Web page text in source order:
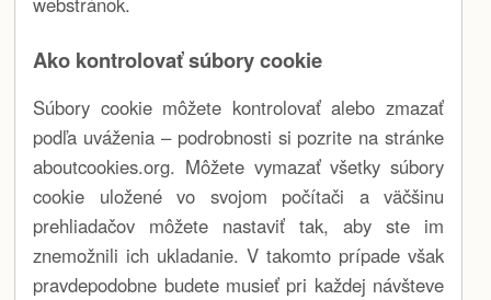
Ako kontrolovať súbory cookie
Súbory cookie môžete kontrolovať alebo zmazať
podľa uváženia – podrobnosti si pozrite na stránke
aboutcookies.org. Môžete vymazať všetky súbory
cookie uložené vo svojom počítači a väčšinu
prehliadačov môžete nastaviť tak, aby ste im
znemožnili ich ukladanie. V takomto prípade však
pravdepodobne budete musieť pri každej návšteve